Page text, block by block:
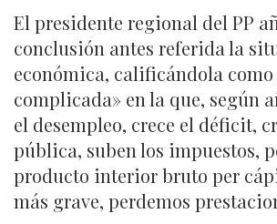
El presidente regional del PP
conclusión antes referida la
económica, calificándola
complicada» en la que, según
el desempleo, crece el déficit,
pública, suben los impuestos,
producto interior bruto per
más grave, perdemos